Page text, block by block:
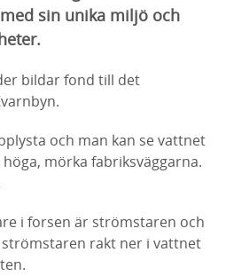
sin unika miljö och
bildar fond till det
och man kan se vattnet
mörka fabriksväggarna.
i forsen är strömstaren och
rakt ner i vattnet